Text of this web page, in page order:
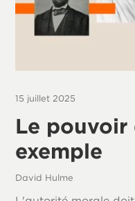
15 juillet 2025
Le pouvoir
exemple
David Hulme